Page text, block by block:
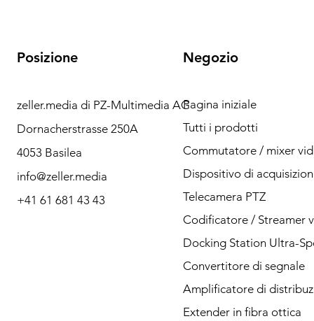
Ho bisogno di aiuto?
Contattaci per
qualsiasi domanda
tramite telefono o
Posizione
zeller.media di PZ-Multimedia AG
Dornacherstrasse 250A
4053 Basilea
info@zeller.media
+41 61 681 43 43
Negozio
Pagina iniziale
Tutti i prodotti
Commutatore / mixer
Dispositivo di
Telecamera PTZ
Codificatore / Streamer
Docking Station Ultra-
Convertitore di segnale
Amplificatore di
Extender in fibra ottica